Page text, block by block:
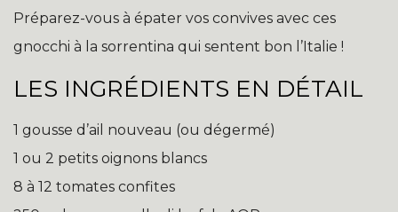
Préparez-vous à épater vos convives avec ces
gnocchi à la sorrentina qui sentent bon l’Italie !
LES INGRÉDIENTS EN DÉTAIL
1 gousse d’ail nouveau (ou dégermé)
1 ou 2 petits oignons blancs
8 à 12 tomates confites